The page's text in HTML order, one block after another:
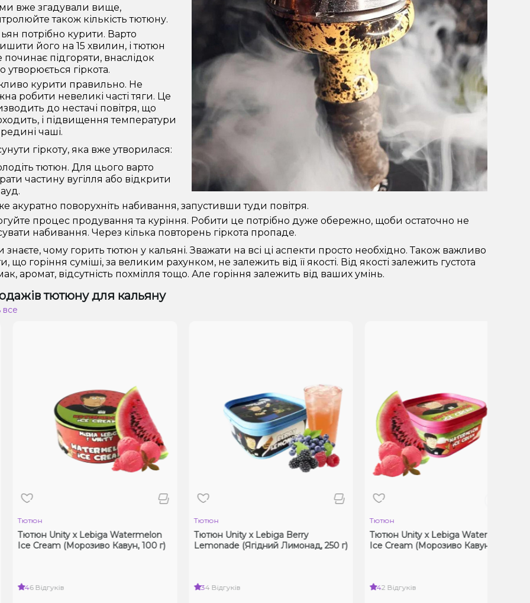
вже згадували вище,
також кількість тютюну.
потрібно курити. Варто
його на 15 хвилин, і тютюн
починає підгоряти, внаслідок
утворюється гіркота.
курити правильно. Не
робити невеликі часті тяги. Це
до нестачі повітря, що
і підвищення температури
чаші.
гіркоту, яка вже утворилася:
тютюн. Для цього варто
частину вугілля або відкрити
акуратно поворухніть набивання, запустивши туди повітря.
процес продування та куріння. Робити це потрібно дуже обережно, щоби остаточно не
набивання. Через кілька повторень гіркота пропаде.
знаєте, чому горить тютюн у кальяні. Зважати на всі ці аспекти просто необхідно. Також важливо
що горіння суміші, за великим рахунком, не залежить від її якості. Від якості залежить густота
аромат, відсутність похмілля тощо. Але горіння залежить від ваших умінь.
тютюну для кальяну
все
Unity x Lebiga Watermelon
(Морозиво Кавун, 100 г)
Відгуків
Тютюн Unity x Lebiga Berry
Lemonade (Ягідний Лимонад, 250 г)
4 Відгуків
Тютюн Unity x Lebiga Watermelon
Ice Cream (Морозиво Кавун, 250 г)
2 Відгуків